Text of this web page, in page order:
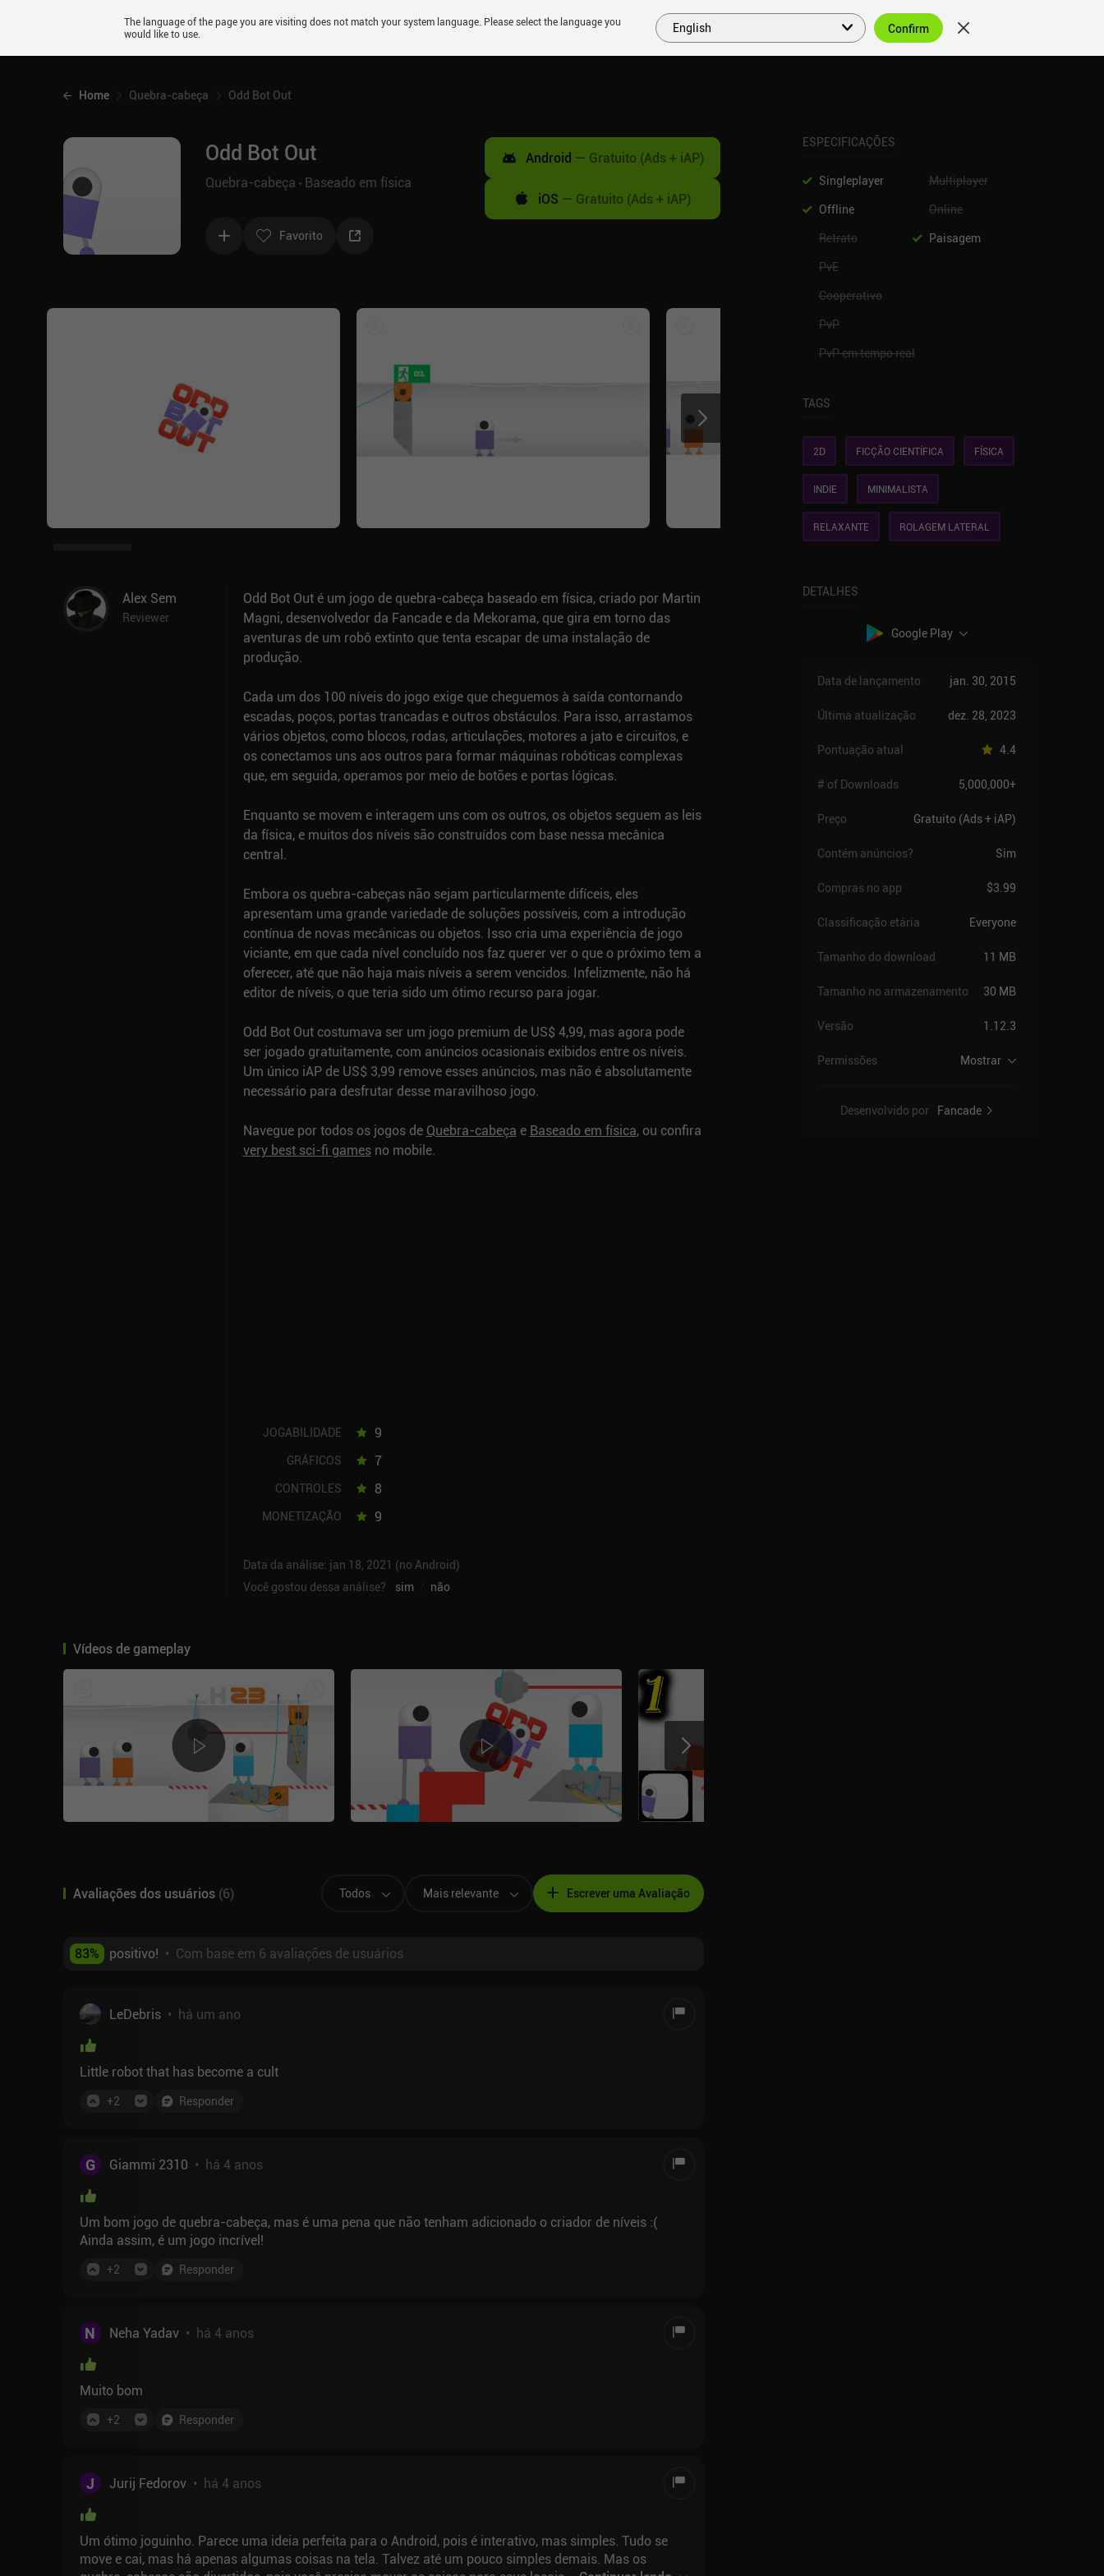
Android
MAIS EM BREVE SIMILARES COLEÇÕES TOP PT
Home Quebra-cabeça Odd Bot Out
Odd Bot Out
Quebra-cabeça Baseado em física
Favorito
Android — Gratuito (Ads + iAP)
iOS — Gratuito (Ads + iAP)
Alex Sem
Reviewer
Odd Bot Out é um jogo de quebra-cabeça baseado em física, criado por Martin
Magni, desenvolvedor da Fancade e da Mekorama, que gira em torno das
aventuras de um robô extinto que tenta escapar de uma instalação de
produção.
Cada um dos 100 níveis do jogo exige que cheguemos à saída contornando
escadas, poços, portas trancadas e outros obstáculos. Para isso, arrastamos
vários objetos, como blocos, rodas, articulações, motores a jato e circuitos, e
os conectamos uns aos outros para formar máquinas robóticas complexas
que, em seguida, operamos por meio de botões e portas lógicas.
Enquanto se movem e interagem uns com os outros, os objetos seguem as leis
da física, e muitos dos níveis são construídos com base nessa mecânica
central.
Embora os quebra-cabeças não sejam particularmente difíceis, eles
apresentam uma grande variedade de soluções possíveis, com a introdução
contínua de novas mecânicas ou objetos. Isso cria uma experiência de jogo
viciante, em que cada nível concluído nos faz querer ver o que o próximo tem a
oferecer, até que não haja mais níveis a serem vencidos. Infelizmente, não há
editor de níveis, o que teria sido um ótimo recurso para jogar.
Odd Bot Out costumava ser um jogo premium de US$ 4,99, mas agora pode
ser jogado gratuitamente, com anúncios ocasionais exibidos entre os níveis.
Um único iAP de US$ 3,99 remove esses anúncios, mas não é absolutamente
necessário para desfrutar desse maravilhoso jogo.
Navegue por todos os jogos de Quebra-cabeça e Baseado em física, ou confira
very best sci-fi gamesno mobile.
JOGABILIDADE 9
GRÁFICOS 7
CONTROLES 8
MONETIZAÇÃO 9
Data da análise: jan 18, 2021 (no Android)
Você gostou dessa análise?
sim não
Vídeos de gameplay
Avaliações dos usuários (6) Todos Mais relevante Escrever uma Avaliação
83% positivo! • Com base em 6 avaliações de usuários
LeDebris• há um ano
Little robot that has become a cult
+2 Responder
G Giammi 2310 • há 4 anos
Um bom jogo de quebra-cabeça, mas é uma pena que não tenham adicionado o criador de níveis :(
Ainda assim, é um jogo incrível!
+2 Responder
N Neha Yadav• há 4 anos
Muito bom
+2 Responder
J Jurij Fedorov• há 4 anos
Um ótimo joguinho. Parece uma ideia perfeita para o Android, pois é interativo, mas simples. Tudo se
move e cai, mas há apenas algumas coisas na tela. Talvez até um pouco simples demais. Mas os
ESPECIFICAÇÕES
Singleplayer
Multiplayer
Offline
Online
Retrato
Paisagem
PvE
Cooperativo
PvP
PvP em tempo real
TAGS
2D FICÇÃO CIENTÍFICA FÍSICA
INDIE MINIMALISTA
RELAXANTE ROLAGEM LATERAL
DETALHES
Google Play
Data de lançamento jan. 30, 2015
Última atualização dez. 28, 2023
Pontuação atual 4.4
# of Downloads 5,000,000+
Preço Gratuito (Ads + iAP)
Contém anúncios? Sim
Compras no app $3.99
Classificação etária Everyone
Tamanho do download 11 MB
Tamanho no armazenamento 30 MB
Versão 1.12.3
Permissões Mostrar
Desenvolvido por Fancade
The language of the page you are visiting does not match your system language. Please select the language you
would like to use.
English Confirm